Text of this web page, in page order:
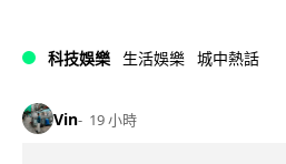
科技娛樂 生活娛樂 城中熱話
Vin 19 小時